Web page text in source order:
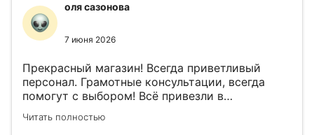
оля сазонова
7 июня 2026
Прекрасный магазин! Всегда приветливый
персонал. Грамотные консультации, всегда
помогут с выбором! Всё привезли в
назначенный день!
Читать полностью